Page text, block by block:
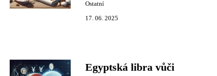
Ostatní
17. 06. 2025
Egyptská libra vůči